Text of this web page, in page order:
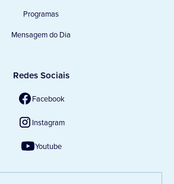
Programas
Mensagem do Dia
Redes Sociais
Facebook
Instagram
Youtube